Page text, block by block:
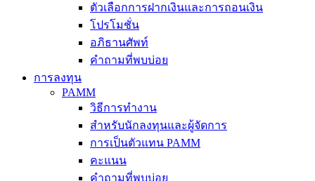
ตัวเลือกการฝากเงินและการถอนเงิน
โปรโมชั่น
อภิธานศัพท์
คำถามที่พบบ่อย
การลงทุน
PAMM
วิธีการทำงาน
สำหรับนักลงทุนและผู้จัดการ
การเป็นตัวแทน PAMM
คะแนน
คำถามที่พบบ่อย